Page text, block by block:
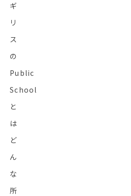
ギ
リ
ス
の
Public
School
と
は
ど
ん
な
所